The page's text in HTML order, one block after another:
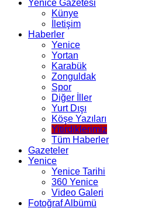
Yenice Gazetesi
Künye
İletişim
Haberler
Yenice
Yortan
Karabük
Zonguldak
Spor
Diğer İller
Yurt Dışı
Köşe Yazıları
Yitirdiklerimiz
Tüm Haberler
Gazeteler
Yenice
Yenice Tarihi
360 Yenice
Video Galeri
Fotoğraf Albümü